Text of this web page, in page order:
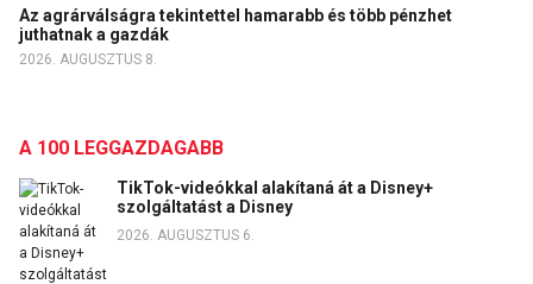
Az agrárválságra tekintettel hamarabb és több pénzhet
juthatnak a gazdák
2026. AUGUSZTUS 8.
A 100 LEGGAZDAGABB
TikTok-videókkal alakítaná át a Disney+
szolgáltatást a Disney
2026. AUGUSZTUS 6.